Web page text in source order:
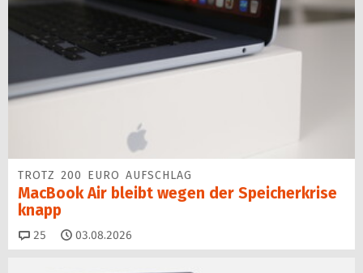
TROTZ 200 EURO AUFSCHLAG
MacBook Air bleibt wegen der Speicherkrise
knapp
25 Kommentare
03.08.2026